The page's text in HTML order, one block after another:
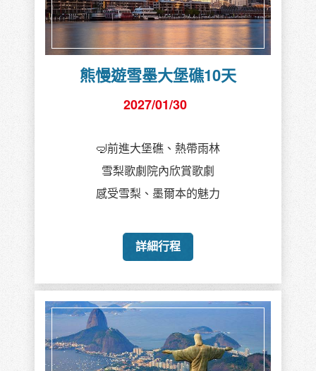
熊慢遊雪墨大堡礁10天
2027/01/30
🤿前進大堡礁、熱帶雨林
雪梨歌劇院內欣賞歌劇
感受雪梨、墨爾本的魅力
詳細行程